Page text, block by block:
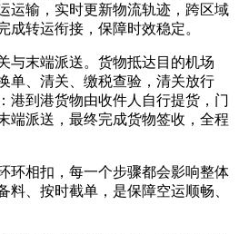
运输，实时更新物流轨迹，跨区域
成转运衔接，保障时效稳定。
末端派送。货物抵达目的机场
单、清关、缴税查验，清关放行
港到港货物由收件人自行提货，门
端派送，最终完成货物签收，全程
相扣，每一个步骤都会影响整体
料、按时截单，是保障空运顺畅、